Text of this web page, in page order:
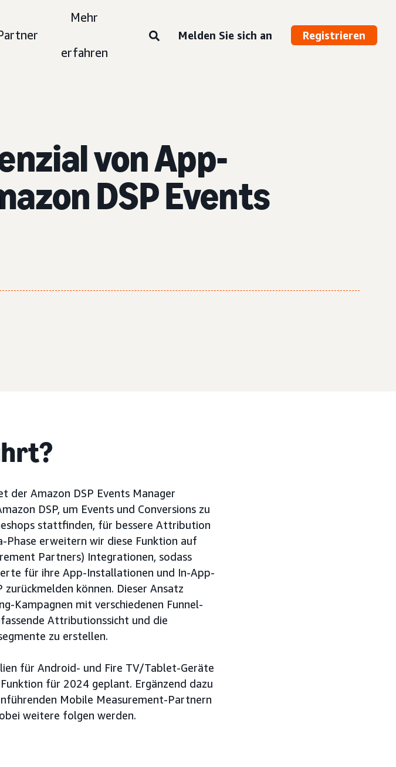
Mehr
erfahren
Melden Sie sich an Registrieren
von App-
DSP Events
der Amazon DSP Events Manager
DSP, um Events und Conversions zu
stattfinden, für bessere Attribution
erweitern wir diese Funktion auf
Partners) Integrationen, sodass
für ihre App-Installationen und In-App-
können. Dieser Ansatz
Kampagnen mit verschiedenen Funnel-
Attributionssicht und die
zu erstellen.
für Android- und Fire TV/Tablet-Geräte
für 2024 geplant. Ergänzend dazu
Mobile Measurement-Partnern
weitere folgen werden.